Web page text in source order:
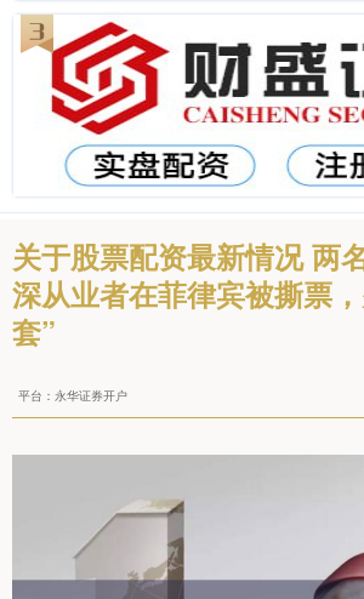
关于股票配资最新情况 两
深从业者在菲律宾被撕票
套”
平台：永华证券开户